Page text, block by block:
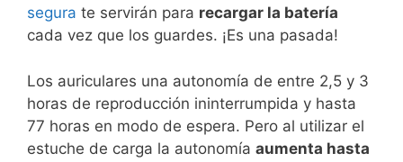
segura te servirán para recargar la batería
cada vez que los guardes. ¡Es una pasada!
Los auriculares una autonomía de entre 2,5 y 3
horas de reproducción ininterrumpida y hasta
77 horas en modo de espera. Pero al utilizar el
estuche de carga la autonomía aumenta hasta